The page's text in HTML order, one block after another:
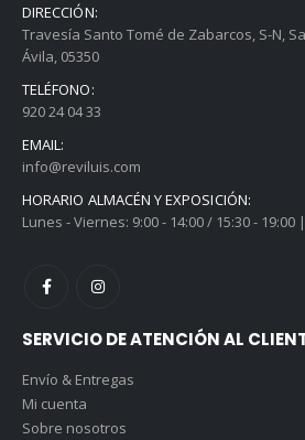
DIRECCIÓN:
Travesía Santo Tomé de Zabarcos, S-N,
Ávila, 05350
TELÉFONO:
920 24 04 33
EMAIL:
info@reviluis.com
HORARIO ALMACÉN Y EXPOSICIÓN:
Lunes - Viernes: 9:00 - 14:00 / 15:30 -
SERVICIO DE ATENCIÓN AL
Envío & Entregas
Mi cuenta
Sobre nosotros